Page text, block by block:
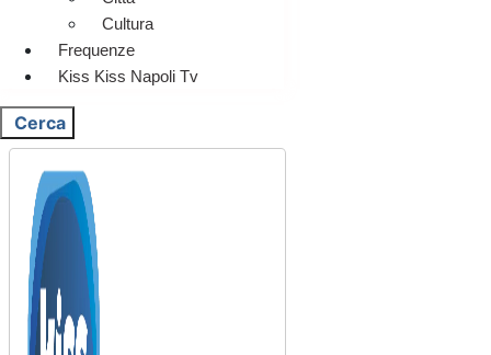
Cultura
Frequenze
Kiss Kiss Napoli Tv
Cerca